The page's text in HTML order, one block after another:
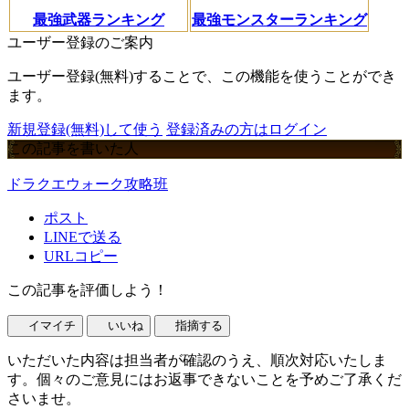
最強武器ランキング
最強モンスターランキング
ユーザー登録のご案内
ユーザー登録(無料)することで、この機能を使うことができ
ます。
新規登録(無料)して使う 登録済みの方はログイン
この記事を書いた人
ドラクエウォーク攻略班
ポスト
LINEで送る
URLコピー
この記事を評価しよう！
イマイチ いいね 指摘する
いただいた内容は担当者が確認のうえ、順次対応いたしま
す。個々のご意見にはお返事できないことを予めご了承くだ
さいませ。